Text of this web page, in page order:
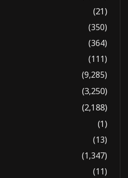
(21)
(350)
(364)
(111)
(9,285)
(3,250)
(2,188)
(1)
(13)
(1,347)
(11)